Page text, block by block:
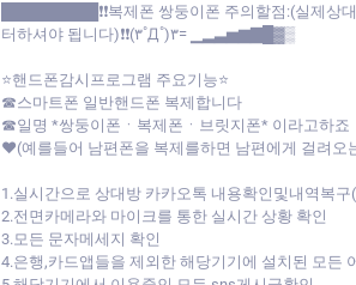
█████████❗❗복제폰 쌍둥이폰 주의할점:(실제
터하셔야 됩니다)❗❗(۳˚Д˚)۳= ▁▂▃▅▆▇█▓▒
⭐핸드폰감시프로그램 주요기능⭐
☎스마트폰 일반핸드폰 복제합니다
☎일명 *쌍둥이폰ㆍ복제폰ㆍ브릿지폰* 이라고하죠
♥(예를들어 남편폰을 복제를하면 남편에게 걸려오
1.실시간으로 상대방 카카오톡 내용확인및내역복구
2.전면카메라와 마이크를 통한 실시간 상황 확인
3.모든 문자메세지 확인
4.은행,카드앱들을 제외한 해당기기에 설치된 모든